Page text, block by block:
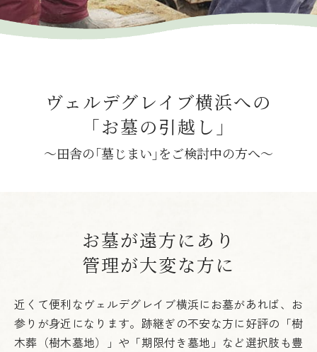
ヴェルデグレイブ横浜への
｢お墓の引越し｣
～田舎の｢墓じまい｣をご検討中の方へ～
お墓が遠方にあり
管理が大変な方に
近くて便利なヴェルデグレイブ横浜にお墓があれば、お
参りが身近になります。 跡継ぎの不安な方に好評の「樹
木葬（樹木墓地）」や「期限付き墓地」など選択肢も豊